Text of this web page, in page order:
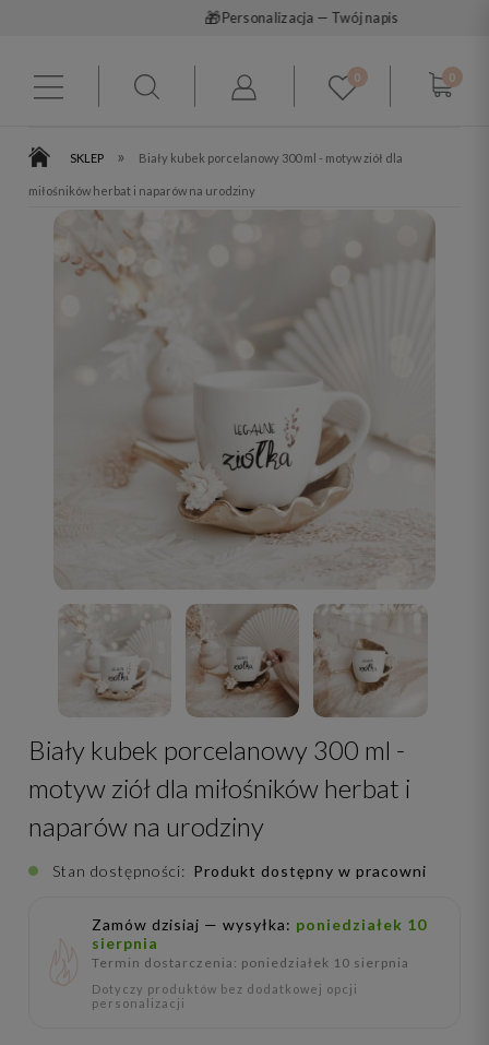
Personalizacja — Twój napis
0 0
SKLEP » Biały kubek porcelanowy 300 ml - motyw ziół dla
miłośników herbat i naparów na urodziny
Biały kubek porcelanowy 300 ml -
motyw ziół dla miłośników herbat i
naparów na urodziny
Stan dostępności: Produkt dostępny w pracowni
Zamów dzisiaj — wysyłka: poniedziałek 10
sierpnia
Termin dostarczenia: poniedziałek 10 sierpnia
Dotyczy produktów bez dodatkowej opcji
personalizacji